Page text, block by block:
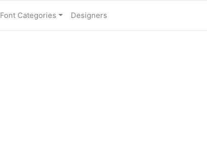
Font Categories Designers